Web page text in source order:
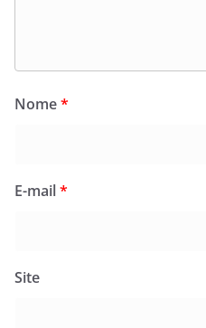
Nome*
E-mail*
Site